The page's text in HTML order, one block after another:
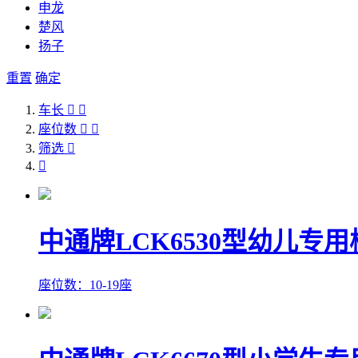
申龙
楚风
扬子
重置 确定
车长  
座位数  
筛选 

中通牌LCK6530型幼儿专用
座位数：10-19座